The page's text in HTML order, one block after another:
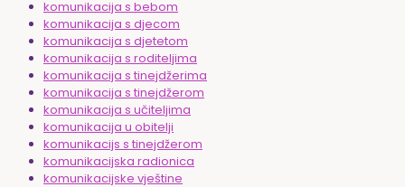
komunikacija s bebom
komunikacija s djecom
komunikacija s djetetom
komunikacija s roditeljima
komunikacija s tinejdžerima
komunikacija s tinejdžerom
komunikacija s učiteljima
komunikacija u obitelji
komunikacijs s tinejdžerom
komunikacijska radionica
komunikacijske vještine